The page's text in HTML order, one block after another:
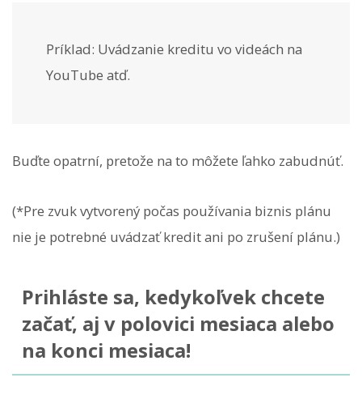
Príklad: Uvádzanie kreditu vo videách na
YouTube atď.
Buďte opatrní, pretože na to môžete ľahko zabudnúť.
(*Pre zvuk vytvorený počas používania biznis plánu
nie je potrebné uvádzať kredit ani po zrušení plánu.)
Prihláste sa, kedykoľvek chcete
začať, aj v polovici mesiaca alebo
na konci mesiaca!